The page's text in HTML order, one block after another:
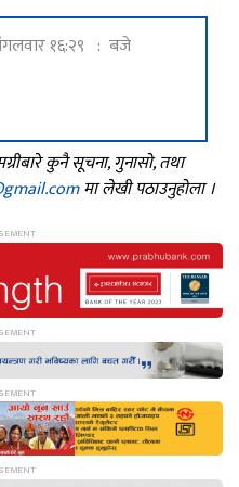
१६:२९ : बजे
कुनै सूचना, गुनासो, तथा
मा लेखी पठाउनुहोला ।